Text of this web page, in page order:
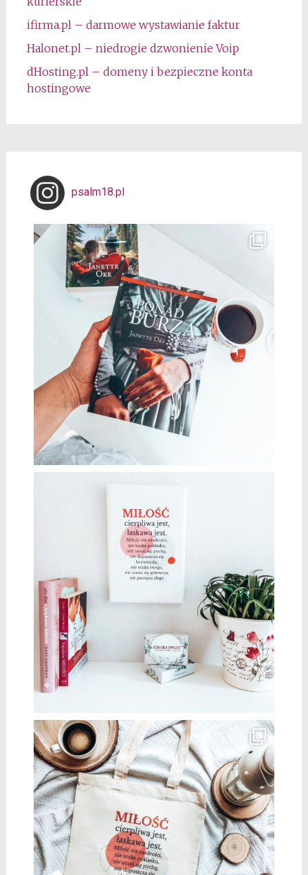
ifirma.pl – darmowe wystawianie faktur
Halonet.pl – niedrogie dzwonienie Voip
dHosting.pl – domeny i bezpieczne konta
hostingowe
psalm18.pl